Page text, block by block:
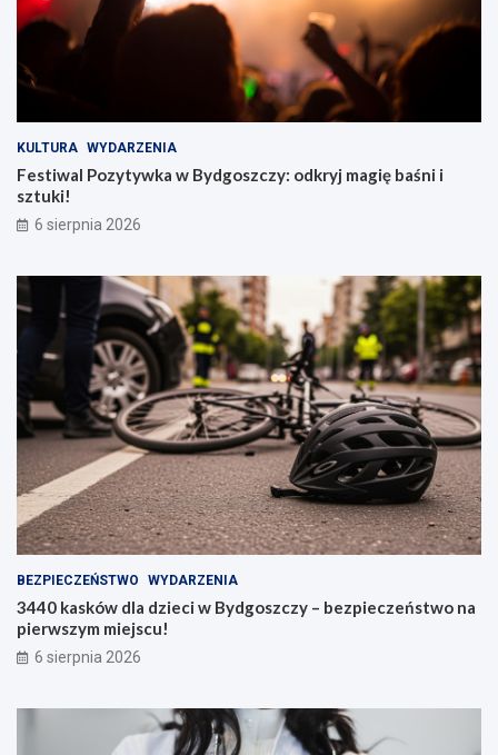
KULTURA WYDARZENIA
Festiwal Pozytywka w Bydgoszczy: odkryj magię baśni i
sztuki!
6 sierpnia 2026
BEZPIECZEŃSTWO WYDARZENIA
3440 kasków dla dzieci w Bydgoszczy – bezpieczeństwo na
pierwszym miejscu!
6 sierpnia 2026